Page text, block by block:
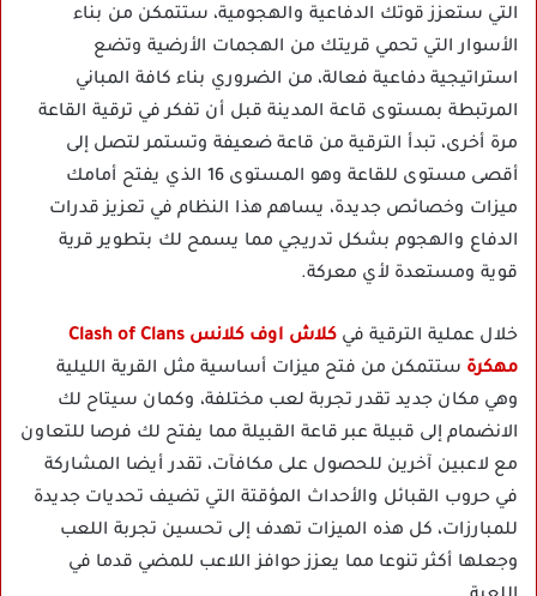
التي ستعزز قوتك الدفاعية والهجومية، ستتمكن من بناء
الأسوار التي تحمي قريتك من الهجمات الأرضية وتضع
استراتيجية دفاعية فعالة، من الضروري بناء كافة المباني
المرتبطة بمستوى قاعة المدينة قبل أن تفكر في ترقية القاعة
مرة أخرى، تبدأ الترقية من قاعة ضعيفة وتستمر لتصل إلى
أقصى مستوى للقاعة وهو المستوى 16 الذي يفتح أمامك
ميزات وخصائص جديدة، يساهم هذا النظام في تعزيز قدرات
الدفاع والهجوم بشكل تدريجي مما يسمح لك بتطوير قرية
قوية ومستعدة لأي معركة.
خلال عملية الترقية في
كلاش اوف كلانس Clash of Clans
مهكرة ستتمكن من فتح ميزات أساسية مثل القرية الليلية
وهي مكان جديد تقدر تجربة لعب مختلفة، وكمان سيتاح لك
الانضمام إلى قبيلة عبر قاعة القبيلة مما يفتح لك فرصا للتعاون
مع لاعبين آخرين للحصول على مكافآت، تقدر أيضا المشاركة
في حروب القبائل والأحداث المؤقتة التي تضيف تحديات جديدة
للمبارزات، كل هذه الميزات تهدف إلى تحسين تجربة اللعب
وجعلها أكثر تنوعا مما يعزز حوافز اللاعب للمضي قدما في